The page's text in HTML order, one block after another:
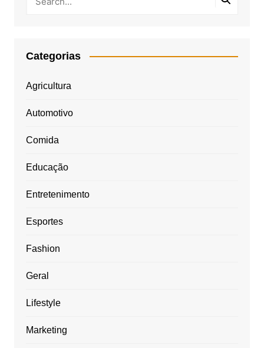
Categorias
Agricultura
Automotivo
Comida
Educação
Entretenimento
Esportes
Fashion
Geral
Lifestyle
Marketing